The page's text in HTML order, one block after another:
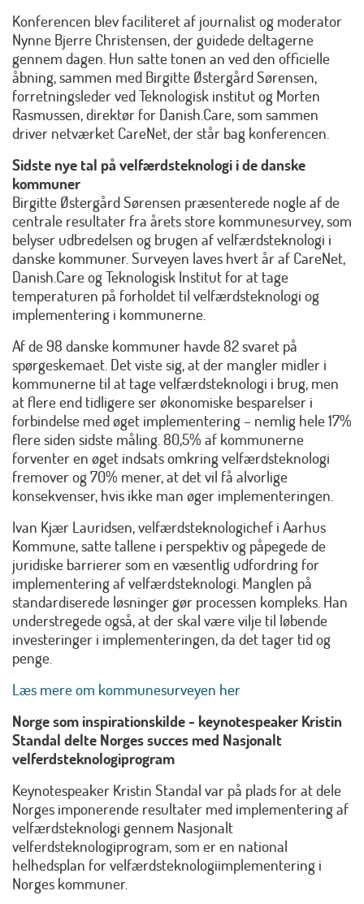
Konferencen blev faciliteret af journalist og moderator
Nynne Bjerre Christensen, der guidede deltagerne
gennem dagen. Hun satte tonen an ved den officielle
åbning, sammen med Birgitte Østergård Sørensen,
forretningsleder ved Teknologisk institut og Morten
Rasmussen, direktør for Danish.Care, som sammen
driver netværket CareNet, der står bag konferencen.
Sidste nye tal på velfærdsteknologi i de danske
kommuner
Birgitte Østergård Sørensen præsenterede nogle af de
centrale resultater fra årets store kommunesurvey, som
belyser udbredelsen og brugen af velfærdsteknologi i
danske kommuner. Surveyen laves hvert år af CareNet,
Danish.Care og Teknologisk Institut for at tage
temperaturen på forholdet til velfærdsteknologi og
implementering i kommunerne.
Af de 98 danske kommuner havde 82 svaret på
spørgeskemaet. Det viste sig, at der mangler midler i
kommunerne til at tage velfærdsteknologi i brug, men
at flere end tidligere ser økonomiske besparelser i
forbindelse med øget implementering – nemlig hele 17%
flere siden sidste måling. 80,5% af kommunerne
forventer en øget indsats omkring velfærdsteknologi
fremover og 70% mener, at det vil få alvorlige
konsekvenser, hvis ikke man øger implementeringen.
Ivan Kjær Lauridsen, velfærdsteknologichef i Aarhus
Kommune, satte tallene i perspektiv og påpegede de
juridiske barrierer som en væsentlig udfordring for
implementering af velfærdsteknologi. Manglen på
standardiserede løsninger gør processen kompleks. Han
understregede også, at der skal være vilje til løbende
investeringer i implementeringen, da det tager tid og
penge.
Læs mere om kommunesurveyen her
Norge som inspirationskilde - keynotespeaker Kristin
Standal delte Norges succes med Nasjonalt
velferdsteknologiprogram
Keynotespeaker Kristin Standal var på plads for at dele
Norges imponerende resultater med implementering af
velfærdsteknologi gennem Nasjonalt
velferdsteknologiprogram, som er en national
helhedsplan for velfærdsteknologiimplementering i
Norges kommuner.